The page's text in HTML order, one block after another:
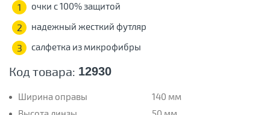
Код товара: 12930
Ширина оправы
140 мм
1 очки с 100% защитой
2 надежный жесткий футляр
3 салфетка из микрофибры